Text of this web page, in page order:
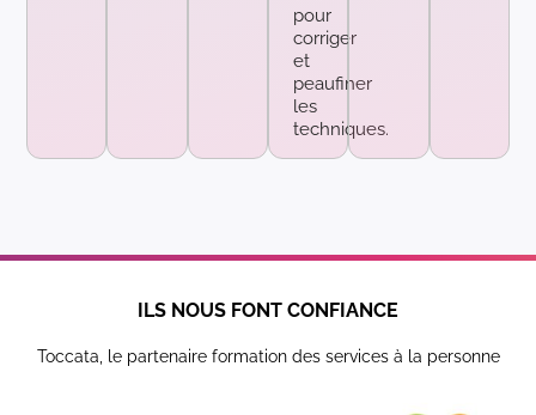
pour
corriger
et
peaufiner
les
techniques.
ILS NOUS FONT CONFIANCE
Toccata, le partenaire formation des services à la personne